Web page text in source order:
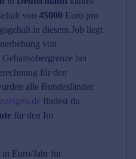
von 45000 Euro pro
in diesem Job liegt
von
bei
für den
alle Bundesländer
findest du
für den Im
Euro/Jahr für